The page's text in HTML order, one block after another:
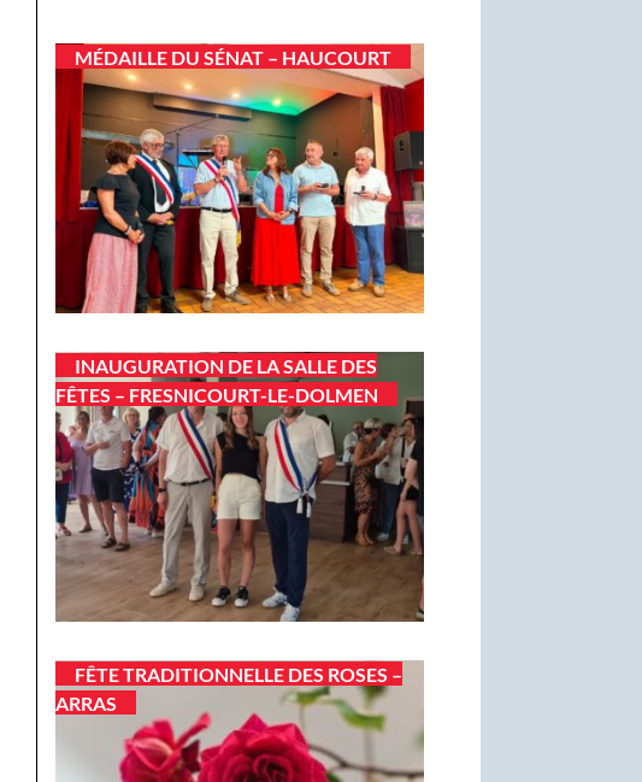
MÉDAILLE DU SÉNAT – HAUCOURT
INAUGURATION DE LA SALLE DES
FÊTES – FRESNICOURT-LE-DOLMEN
FÊTE TRADITIONNELLE DES ROSES –
ARRAS